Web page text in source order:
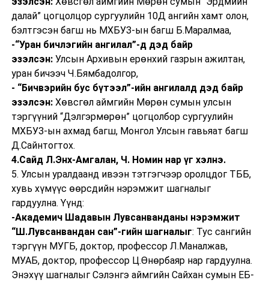
далай” цогцолцор сургуулийн 10Д ангийн хамт олон,
бэлтгэсэн багш нь МХБУЗ-ын багш Б.Маралмаа,
-“Уран бичлэгийн ангилал”-д дэд байр
эзэлсэн:Улсын Архивын ерөнхий газрын ажилтан,
уран бичээч Ч.Бямбадолгор,
- “Бичвэрийн бус бүтээл”-ийн ангилалд дэд байр
эзэлсэн:Хөвсгөл аймгийн Мөрөн сумын улсын
тэргүүний “Дэлгэрмөрөн” цогцолбор сургуулийн
МХБУЗ-ын ахмад багш, Монгол Улсын гавьяат багш
Д.Сайнтогтох.
4.Сайд Л.Энх-Амгалан, Ч. Номин нар үг хэлнэ.
5. Улсын уралдаанд ивээн тэтгэгчээр оролцдог ТББ,
хувь хүмүүс өөрсдийн нэрэмжит шагналыг
гардуулна. Үүнд:
-Академич Шадавын Лувсанванданы нэрэмжит
“Ш.Лувсанвандан сан”-гийн шагналыг: Тус сангийн
тэргүүн МУГБ, доктор, профессор Л.Маналжав,
МУАБ, доктор, профессор Ц.Өнөрбаяр нар гардуулна.
Энэхүү шагналыг Сэлэнгэ аймгийн Сайхан сумын ЕБ-